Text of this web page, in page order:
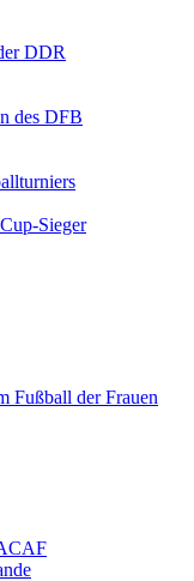
DDR
des DFB
Sieger
Fußball der Frauen